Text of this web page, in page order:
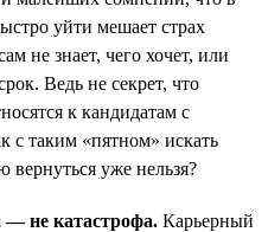
уйти мешает страх
не знает, чего хочет, или
Ведь не секрет, что
к кандидатам с
с таким «пятном» искать
уже нельзя?
— не катастрофа. Карьерный